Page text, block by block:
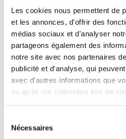
Les cookies nous permettent de
et les annonces, d'offrir des
médias sociaux et d'analyser
partageons également des
notre site avec nos partenaires
publicité et d'analyse, qui
avec d'autres informations que
ou qu'ils ont collectées lors de
Nécessaires
Jewel'®
5,70 €